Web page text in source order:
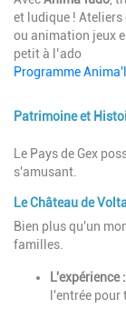
et ludique ! Ateliers
ou animation jeux
petit à l’ado
Programme
Patrimoine et
Description
Le Pays de Gex
s'amusant.
Le Château de
Bien plus qu'un
familles.
L'expérience :
l'entrée